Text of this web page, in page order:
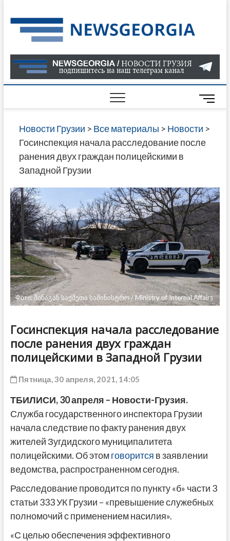
to
content
О
В
ГРУЗИИ
САЙТЕ
M
e
n
u
t
o
n
Новости Грузии > Все материалы > Новости >
Госинспекция начала расследование после
ранения двух граждан полицейскими в
Западной Грузии
Фото: შინაგან საქმეთა სამინისტრო / Ministry of Internal Affairs
of Georgia via Facebook
Госинспекция начала расследование
после ранения двух граждан
полицейскими в Западной Грузии
Пятница, 30 апреля, 2021, 14:05
ТБИЛИСИ, 30 апреля – Новости-Грузия.
Служба государственного инспектора Грузии
начала следствие по факту ранения двух
жителей Зугдидского муниципалитета
полицейскими. Об этомговорится в заявлении
ведомства, распространенном сегодня.
Расследование проводится по пункту «б» части 3
статьи 333 УК Грузии – «превышение служебных
полномочий с применением насилия».
«С целью обеспечения эффективного